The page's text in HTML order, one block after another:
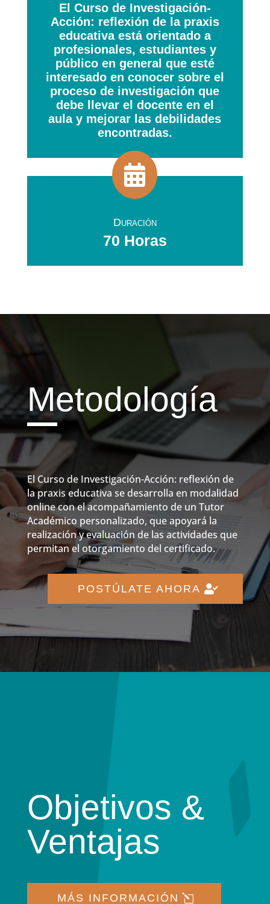
El Curso de Investigación-
Acción: reflexión de la praxis
educativa está orientado a
profesionales, estudiantes y
público en general que esté
interesado en conocer sobre el
proceso de investigación que
debe llevar el docente en el
aula y mejorar las debilidades
encontradas.

Duración
70 Horas
Metodología
El Curso de Investigación-Acción: reflexión de
la praxis educativa se desarrolla en modalidad
online con el acompañamiento de un Tutor
Académico personalizado, que apoyará la
realización y evaluación de las actividades que
permitan el otorgamiento del certificado.
POSTÚLATE AHORA
Objetivos &
Ventajas
MÁS INFORMACIÓN